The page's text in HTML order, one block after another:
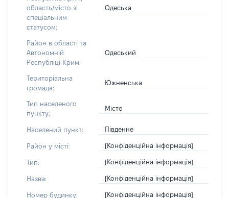
область/місто зі
спеціальним
статусом:
Одеська
Район в області та
Автономній
Республіці Крим:
Одеський
Територіальна
громада:
Южненська
Тип населеного
пункту:
Місто
Населений пункт: Південне
Район у місті: [Конфіденційна інформація]
Тип: [Конфіденційна інформація]
Назва: [Конфіденційна інформація]
Номер будинку: [Конфіденційна інформація]